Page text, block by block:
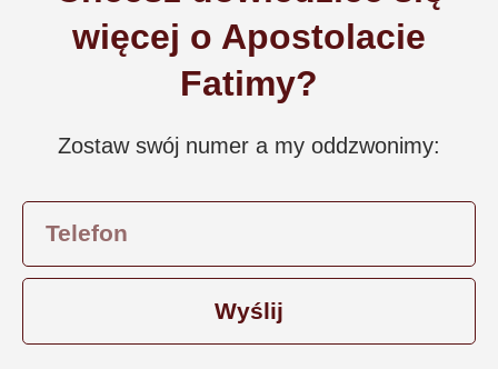
więcej o Apostolacie
Fatimy?
Zostaw swój numer a my oddzwonimy:
Wyślij